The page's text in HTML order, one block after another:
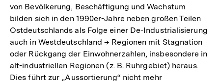
von Bevölkerung, Beschäftigung und Wachstum
bilden sich in den 1990er-Jahre neben großen Teilen
Ostdeutschlands als Folge einer De-Industrialisierung
auch in Westdeutschland → Regionen mit Stagnation
oder Rückgang der Einwohnerzahlen, insbesondere in
alt-industriellen Regionen (z. B. Ruhrgebiet) heraus.
Dies führt zur „Aussortierung“ nicht mehr